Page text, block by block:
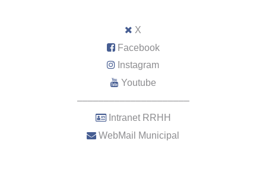
X
Facebook
Instagram
Youtube
–––––––––––––––––––––
Intranet RRHH
WebMail Municipal